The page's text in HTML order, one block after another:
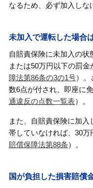
なるため、必ず加入しな
未加入で運転した場合
自賠責保険に未加入の
または50万円以下の罰金
障法第86条の3の1号）。
数6点が付され、即座に
通違反の点数一覧表）。
また、自賠責保険に加
帯していなければ、30万
賠償保障法第88条）。
国が負担した損害賠償